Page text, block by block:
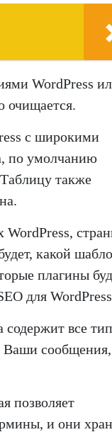
WordPress
очищается.
с широкими
по умолчанию
также
какой
плагины
для
содержит все
Ваши сообщения,
позволяет
и они